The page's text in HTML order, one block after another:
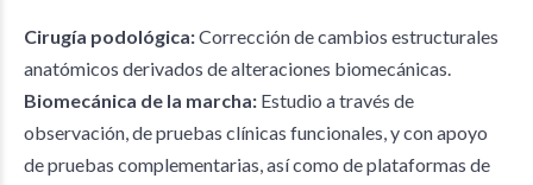
Cirugía podológica:Corrección de cambios estructurales
anatómicos derivados de alteraciones biomecánicas.
Biomecánica de la marcha: Estudio a través de
observación, de pruebas clínicas funcionales, y con apoyo
de pruebas complementarias, así como de plataformas de